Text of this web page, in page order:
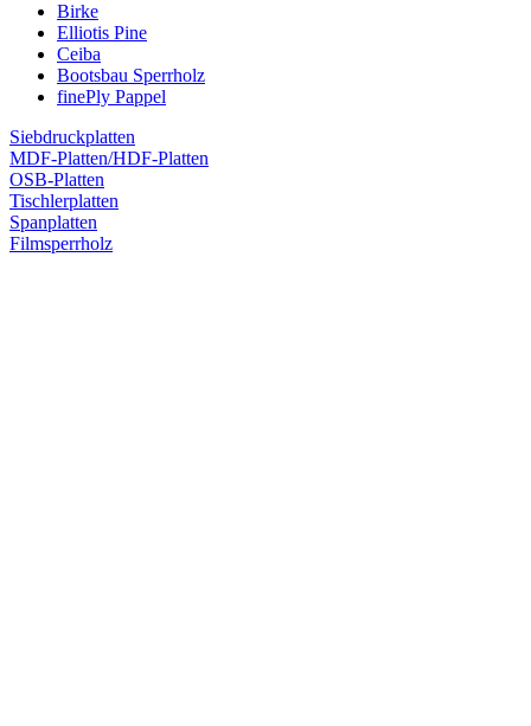
Birke
Elliotis Pine
Ceiba
Bootsbau Sperrholz
finePly Pappel
Siebdruckplatten
MDF-Platten/HDF-Platten
OSB-Platten
Tischlerplatten
Spanplatten
Filmsperrholz